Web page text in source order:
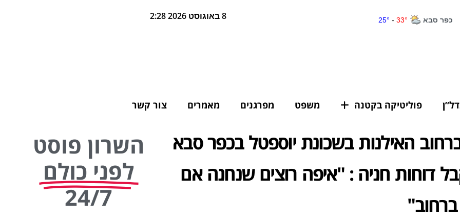
8 באוגוסט 2026 2:28
פוליטיקה בקטנה משפט מפרגנים מאמרים צור קשר
האילנות בשכונת יוספטל בכפר סבא
דוחות חניה : "איפה רוצים שנחנה אם
ברחוב"
השרון פוסט
לפני כולם
24/7